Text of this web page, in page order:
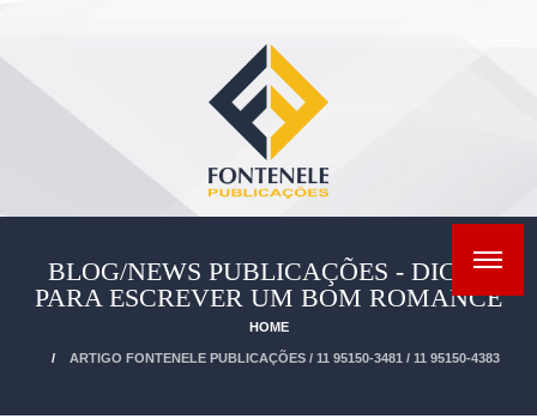
BLOG/NEWS PUBLICAÇÕES - DICAS
PARA ESCREVER UM BOM ROMANCE
HOME
ARTIGO FONTENELE PUBLICAÇÕES / 11 95150-3481 / 11 95150-4383